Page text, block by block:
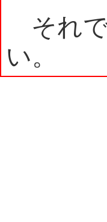
それで
い。